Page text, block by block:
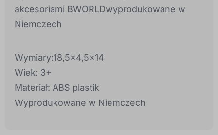
akcesoriami BWORLDwyprodukowane w
Niemczech
Wymiary:18,5x4,5x14
Wiek: 3+
Materiał: ABS plastik
Wyprodukowane w Niemczech